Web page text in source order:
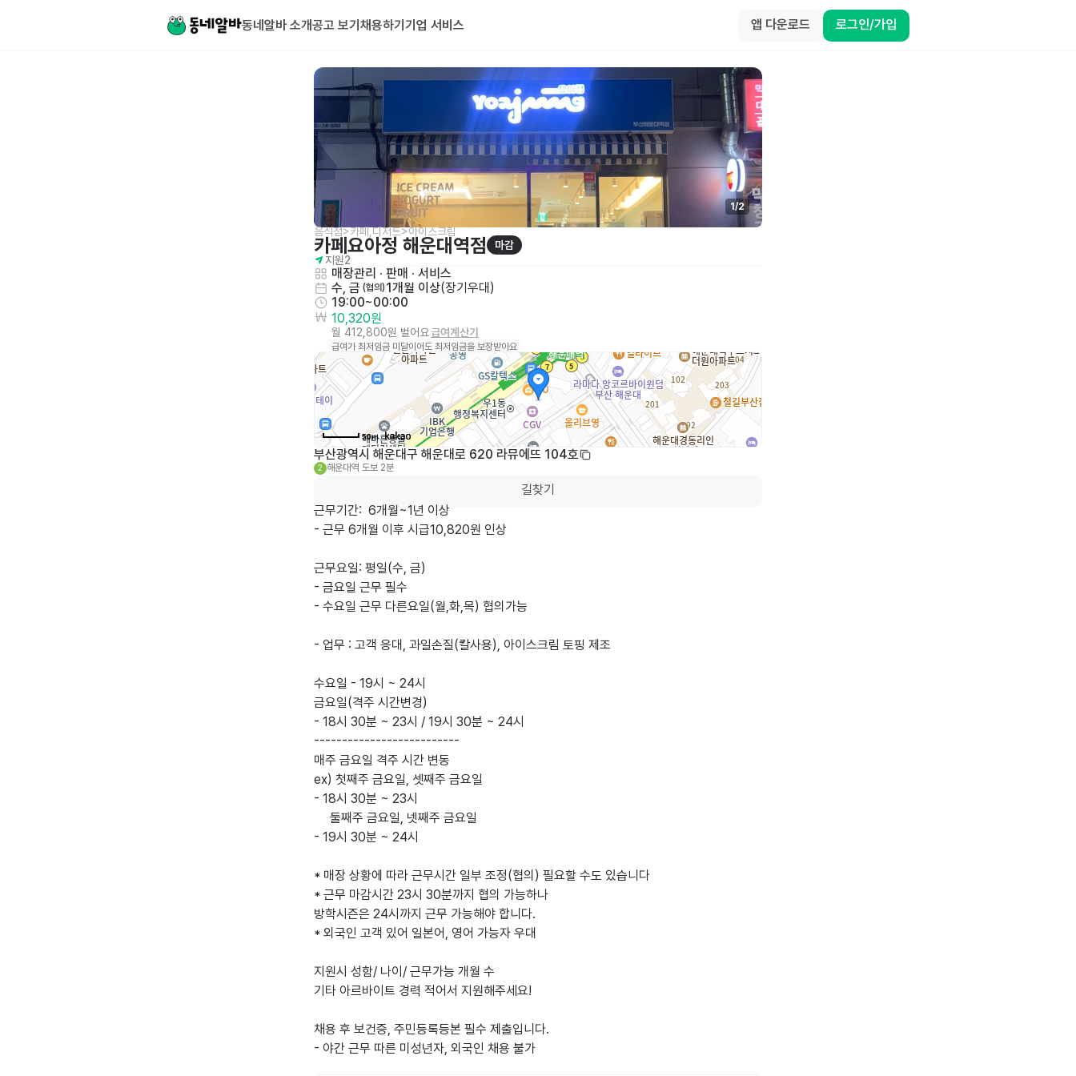
동네알바 소개공고 보기 채용하기 기업 서비스 앱 다운로드 로그인/가입
1/2
음식점>카페,디저트>아이스크림
카페요아정 해운대역점
마감
지원2
매장관리 · 판매 · 서비스
수, 금 (협의) 1개월 이상(장기우대 )
19:00~00:00
10,320원
월 412,800원 벌어요급여계산기
급여가 최저임금 미달이어도 최저임금을 보장받아요
50m
부산광역시 해운대구 해운대로 620 라뮤에뜨 104호
2 해운대역 도보 2분
길찾기
근무기간:  6개월~1년 이상
- 근무 6개월 이후 시급10,820원 인상
근무요일: 평일(수, 금)
- 금요일 근무 필수
- 수요일 근무 다른요일(월,화,목) 협의가능
- 업무 : 고객 응대, 과일손질(칼사용), 아이스크림 토핑 제조
수요일 - 19시 ~ 24시
금요일(격주 시간변경)
- 18시 30분 ~ 23시 / 19시 30분 ~ 24시
--------------------------
매주 금요일 격주 시간 변동
ex) 첫째주 금요일, 셋째주 금요일
- 18시 30분 ~ 23시
- 19시 30분 ~ 24시
* 매장 상황에 따라 근무시간 일부 조정(협의) 필요할 수도 있습니다
* 근무 마감시간 23시 30분까지 협의 가능하나
방학시즌은 24시까지 근무 가능해야 합니다.
* 외국인 고객 있어 일본어, 영어 가능자 우대
지원시 성함/ 나이/ 근무가능 개월 수
기타 아르바이트 경력 적어서 지원해주세요!
채용 후 보건증, 주민등록등본 필수 제출입니다.
- 야간 근무 따른 미성년자, 외국인 채용 불가